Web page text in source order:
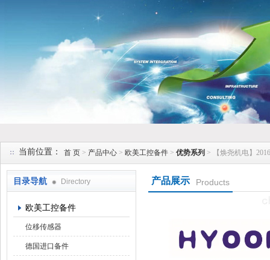
当前位置： 首 页 > 产品中心 > 欧美工控备件 > 优势系列 > 【焕尧机电】
目录导航 Directory
欧美工控备件
位移传感器
德国进口备件
产品展示 Products